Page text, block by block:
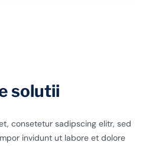
solutii
consetetur sadipscing elitr, sed
invidunt ut labore et dolore